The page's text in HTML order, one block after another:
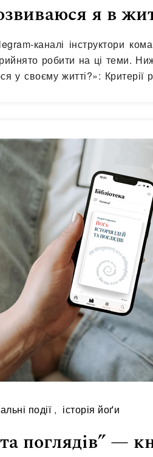
я в
каналі інструктори
робити на ці теми.
у своєму житті?»: Критерії
події , історія йоґи
поглядів” —